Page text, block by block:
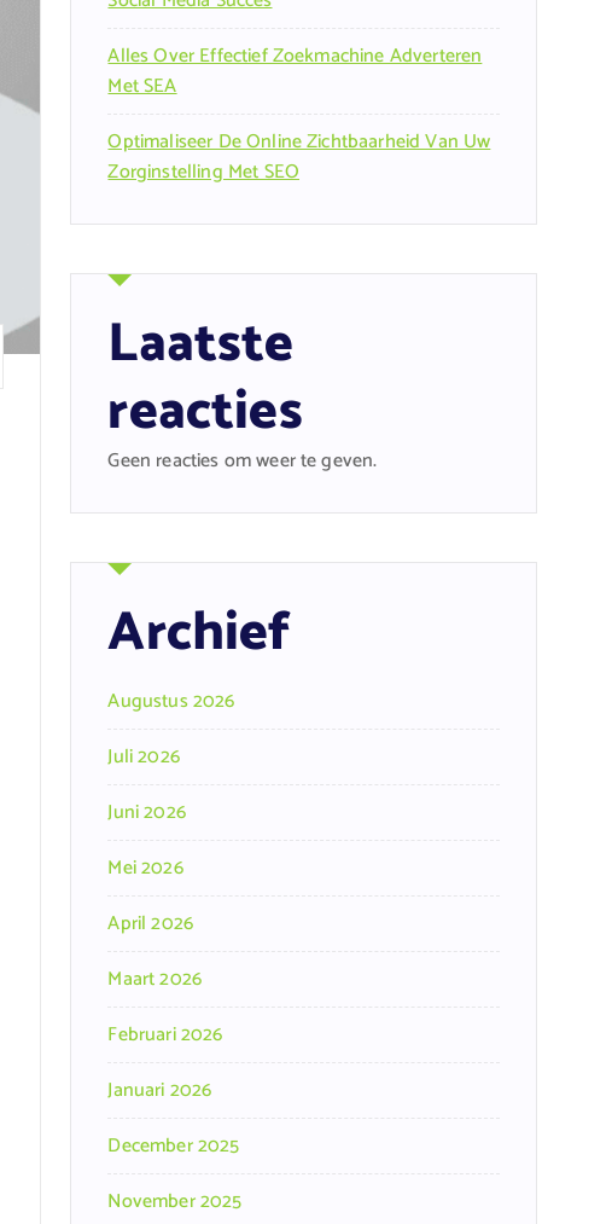
Alles Over Effectief Zoekmachine Adverteren
Met SEA
Optimaliseer De Online Zichtbaarheid Van Uw
Zorginstelling Met SEO
Laatste
reacties
Geen reacties om weer te geven.
Archief
Augustus 2026
Juli 2026
Juni 2026
Mei 2026
April 2026
Maart 2026
Februari 2026
Januari 2026
December 2025
November 2025